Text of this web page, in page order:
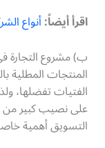
اقرأ أيضاً:أنواع
ب) مشروع التجارة
المنتجات المطلية
الفتيات تفضلها،
على نصيب كبير من
التسويق أهمية